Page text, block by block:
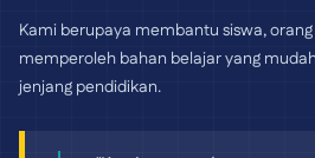
Kami berupaya membantu siswa,
memperoleh bahan belajar yang
jenjang pendidikan.